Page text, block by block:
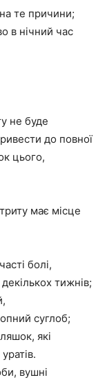
те причини;
в нічний час
не буде
до повної
цього,
має місце
болі,
тижнів;
суглоб;
які
вушні